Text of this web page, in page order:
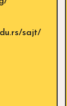
sajt/